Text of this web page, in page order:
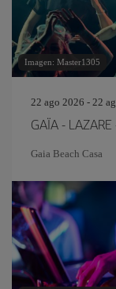
Imagen: Master1305
22 ago 2026 - 22
GAÏA -
Gaia Beach Casa